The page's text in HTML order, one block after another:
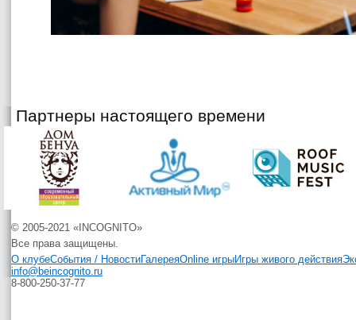
Партнеры настоящего времени
© 2005-2021 «INCOGNITO»
Все права защищены.
О клубеСобытия / НовостиГалереяOnline игрыИгры живого действия
info@beincognito.ru
8-800-250-37-77